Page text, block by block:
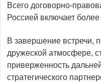
Всего договорно-
Россией включает
В завершение встречи,
дружеской атмосфере,
приверженность
стратегического